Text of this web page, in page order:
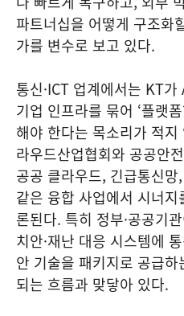
파트너십을 어떻게 구조화
가를 변수로 보고 있다.
통신·ICT 업계에서는 KT
기업 인프라를 묶어 ‘플랫
해야 한다는 목소리가 적
라우드산업협회와 공공안
공공 클라우드, 긴급통신망
같은 융합 사업에서 시너
론된다. 특히 정부·공공기
치안·재난 대응 시스템에
안 기술을 패키지로 공급
되는 흐름과 맞닿아 있다.